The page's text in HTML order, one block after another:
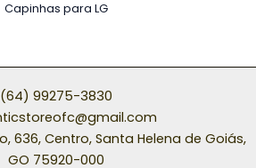
Capinhas para LG
(64) 99275-3830
636, Centro, Santa Helena de Goiás,
GO 75920-000